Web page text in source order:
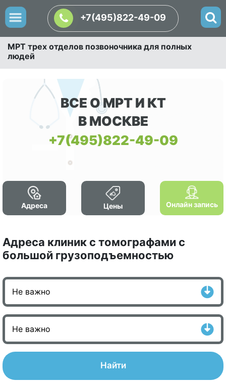
+7(495)822-49-09
МРТ трех отделов позвоночника для полных
людей
ВСЕ О МРТ И КТ
В МОСКВЕ
+7(495)822-49-09
Адреса Цены Онлайн запись
Адреса клиник с томографами с
большой грузоподъемностью
Найти